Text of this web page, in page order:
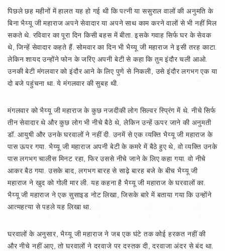
पिछले छह महीनों में हालत यह हो गई थी कि पत्नी या ससुराल वालों की अनुमति के
बिना भैय्यू जी महाराज अपने सेवादार या अपने साथ काम करने वालों से भी नहीं मिल
सकते थे. रविवार का पूरा दिन किसी बहस में बीता. इसके गवाह सिर्फ घर के सेवक
थे, जिन्हें सेवादार कहते हैं. सोमवार का दिन भी भैय्यू जी महाराज ने इसी तरह काटा.
लेकिन शायद उन्होंने फोन के जरिए अपनी बेटी से कहा कि तुम इंदौर चली आओ.
उनकी बेटी मंगलवार को इंदौर आने के लिए पुणे से निकली, उसे इंदौर लगभग एक या
दो बजे पहुंचना था. ये मंगलवार की सुबह थी.
मंगलवार को भैय्यू जी महाराज के कुछ नजदीकी लोग सिल्वर स्प्रिंग में थे. नीचे सिर्फ
तीन सेवादार थे और कुछ लोग भी नीचे बैठे थे, लेकिन उन्हें ऊपर जाने की अनुमती
डॉ. आयुषी और उनके घरवालों ने नहीं दी. उनमें से एक व्यक्ति भैय्यू जी महाराज के
पास ऊपर गया. भैय्यू जी महाराज अपनी बेटी के कमरे में बैठे हुए थे, वो व्यक्ति उनके
पास लगभग चालीस मिनट रहा, फिर उससे नीचे जाने के लिए कहा गया. वो नीचे
आकर बैठ गया. उसके बाद, लगभग बारह से साढ़े बारह बजे के बीच भैय्यू जी
महाराज ने खुद को गोली मार ली. यह कहना है भैय्यू जी महाराज के घरवालों का.
भैय्यू जी महाराज ने एक सुसाइड नोट लिखा, जिसके बारे में बताया गया कि उन्होंने
आत्महत्या से पहले यह लिखा था.
घरवालों के अनुसार, भैय्यू जी महाराज ने जब एक घंटे तक कोई हरकत नहीं की
और नीचे नहीं आए, तो घरवालों ने दरवाजे पर दस्तक दी, दरवाजा अंदर से बंद था.